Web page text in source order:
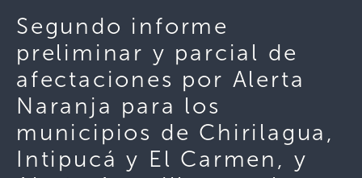
Segundo informe
preliminar y parcial de
afectaciones por Alerta
Naranja para los
municipios de Chirilagua,
Intipucá y El Carmen, y